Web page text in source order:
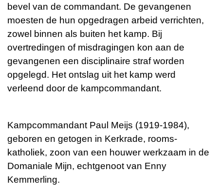
bevel van de commandant. De gevangenen
moesten de hun opgedragen arbeid verrichten,
zowel binnen als buiten het kamp. Bij
overtredingen of misdragingen kon aan de
gevangenen een disciplinaire straf worden
opgelegd. Het ontslag uit het kamp werd
verleend door de kampcommandant.
Kampcommandant Paul Meijs (1919-1984),
geboren en getogen in Kerkrade, rooms-
katholiek, zoon van een houwer werkzaam in de
Domaniale Mijn, echtgenoot van Enny
Kemmerling.